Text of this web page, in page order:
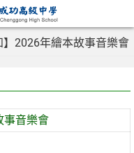
】2026年繪本故事音樂會
事音樂會